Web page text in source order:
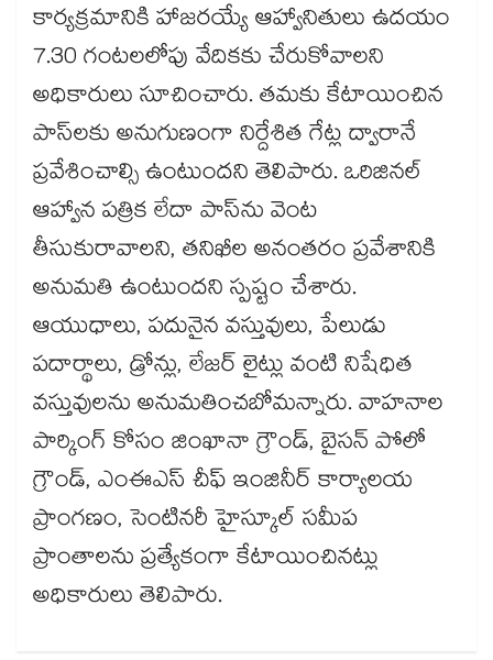
కార్యక్రమానికి హాజరయ్యే ఆహ్వానితులు ఉదయం
7.30 గంటలలోపు వేదికకు చేరుకోవాలని
అధికారులు సూచించారు. తమకు కేటాయించిన
పాస్‌‌‌‌లకు అనుగుణంగా నిర్దేశిత గేట్ల ద్వారానే
ప్రవేశించాల్సి ఉంటుందని తెలిపారు. ఒరిజినల్
ఆహ్వాన పత్రిక లేదా పాస్‌‌‌‌ను వెంట
తీసుకురావాలని, తనిఖీల అనంతరం ప్రవేశానికి
అనుమతి ఉంటుందని స్పష్టం చేశారు.
ఆయుధాలు, పదునైన వస్తువులు, పేలుడు
పదార్థాలు, డ్రోన్లు, లేజర్ లైట్లు వంటి నిషేధిత
వస్తువులను అనుమతించబోమన్నారు. వాహనాల
పార్కింగ్ కోసం జింఖానా గ్రౌండ్, బైసన్ పోలో
గ్రౌండ్, ఎంఈఎస్ చీఫ్ ఇంజినీర్ కార్యాలయ
ప్రాంగణం, సెంటినరీ హైస్కూల్ సమీప
ప్రాంతాలను ప్రత్యేకంగా కేటాయించినట్లు
అధికారులు తెలిపారు.